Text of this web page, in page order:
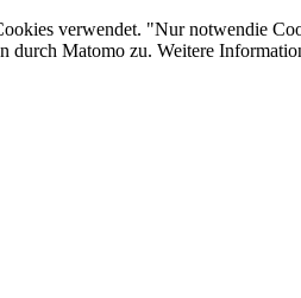
verwendet. "Nur notwendie
Matomo zu. Weitere